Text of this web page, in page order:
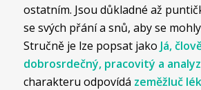
ostatním. Jsou důkladné až
se svých přání a snů, aby se
Stručně je lze popsat jako Já,
dobrosrdečný, pracovitý a
charakteru odpovídá zeměžluč